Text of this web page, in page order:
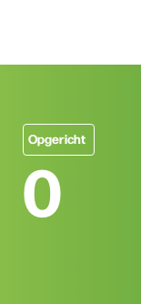
Opgericht
0